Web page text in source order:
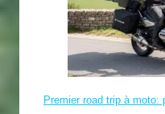
Premier road trip à moto: